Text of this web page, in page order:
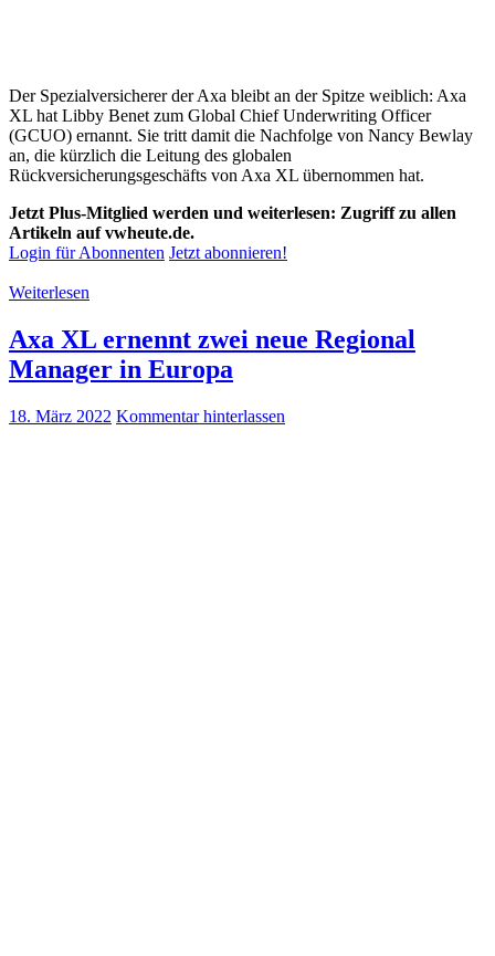
Der Spezialversicherer der Axa bleibt an der Spitze weiblich: Axa
XL hat Libby Benet zum Global Chief Underwriting Officer
(GCUO) ernannt. Sie tritt damit die Nachfolge von Nancy Bewlay
an, die kürzlich die Leitung des globalen
Rückversicherungsgeschäfts von Axa XL übernommen hat.
Jetzt Plus-Mitglied werden und weiterlesen: Zugriff zu allen
Artikeln auf vwheute.de.
Login für Abonnenten Jetzt abonnieren!
Weiterlesen
Axa XL ernennt zwei neue Regional
Manager in Europa
18. März 2022 Kommentar hinterlassen